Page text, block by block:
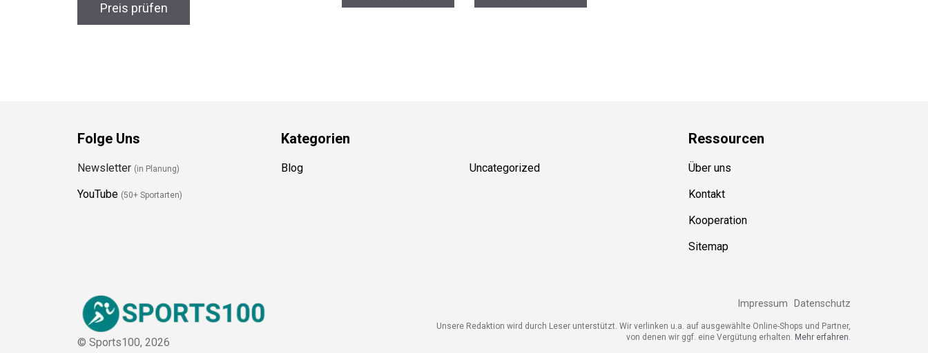
Preis prüfen
Folge Uns
Newsletter (in Planung)
YouTube (50+ Sportarten)
Kategorien
Blog Uncategorized
Ressourcen
Über uns
Kontakt
Kooperation
Sitemap
© Sports100, 2026
Impressum Datenschutz
Unsere Redaktion wird durch Leser unterstützt. Wir verlinken u.a. auf ausgewählte Online-Shops und Partner,
von denen wir ggf. eine Vergütung erhalten. Mehr erfahren.